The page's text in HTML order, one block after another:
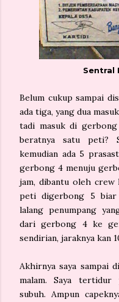
Sentral
Belum cukup sampai
ada tiga, yang dua
tadi masuk di
beratnya satu peti?
kemudian ada 5
gerbong 4 menuju
jam, dibantu oleh crew
peti digerbong 5 biar
lalang penumpang
dari gerbong 4 ke
sendirian, jaraknya kan
Akhirnya saya sampai
malam. Saya tertidur
subuh. Ampun